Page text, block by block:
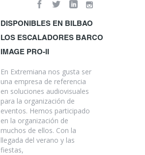
DISPONIBLES EN BILBAO
LOS ESCALADORES BARCO
IMAGE PRO-II
En Extremiana nos gusta ser
una empresa de referencia
en soluciones audiovisuales
para la organización de
eventos. Hemos participado
en la organización de
muchos de ellos. Con la
llegada del verano y las
fiestas,